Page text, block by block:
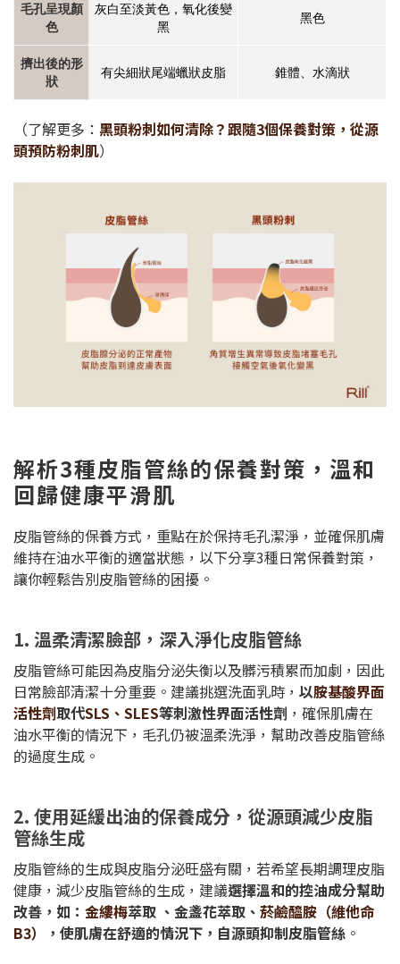
毛孔呈現顏
色
灰白至淡黃色，氧化後變
黑
黑色
擠出後的形
狀
有尖細狀尾端蠟狀皮脂 錐體、水滴狀
（了解更多： 黑頭粉刺如何清除？跟隨3個保養對策，從源
頭預防粉刺肌）
解析3種皮脂管絲的保養對策，溫和
回歸健康平滑肌
皮脂管絲的保養方式，重點在於保持毛孔潔淨，並確保肌膚
維持在油水平衡的適當狀態，以下分享3種日常保養對策，
讓你輕鬆告別皮脂管絲的困擾。
1. 溫柔清潔臉部，深入淨化皮脂管絲
皮脂管絲可能因為皮脂分泌失衡以及髒污積累而加劇，因此
日常臉部清潔十分重要。建議挑選洗面乳時， 以胺基酸界面
活性劑取代SLS、SLES等刺激性界面活性劑 ，確保肌膚在
油水平衡的情況下，毛孔仍被溫柔洗淨，幫助改善皮脂管絲
的過度生成。
2. 使用延緩出油的保養成分，從源頭減少皮脂
管絲生成
皮脂管絲的生成與皮脂分泌旺盛有關，若希望長期調理皮脂
健康，減少皮脂管絲的生成，建議選擇溫和的控油成分幫助
改善，如： 金縷梅萃取 、金盞花萃取、 菸鹼醯胺（維他命
B3）
，使肌膚在舒適的情況下，自源頭抑制皮脂管絲 。